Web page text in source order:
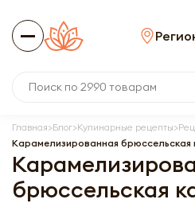
Главная Блог Кулинарные рецепты
Карамелизированная брюссельская
брюссельская